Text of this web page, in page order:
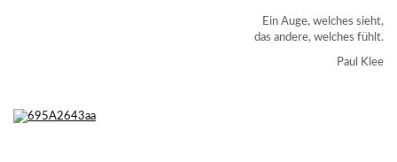
Ein Auge, welches sieht,
das andere, welches fühlt.
Paul Klee